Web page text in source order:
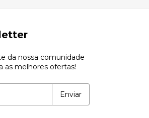
da nossa comunidade
as melhores ofertas!